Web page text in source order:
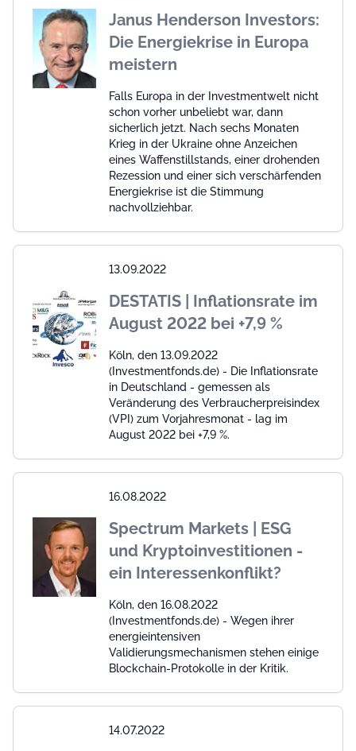
Janus Henderson Investors:
Die Energiekrise in Europa
meistern
Falls Europa in der Investmentwelt nicht
schon vorher unbeliebt war, dann
sicherlich jetzt. Nach sechs Monaten
Krieg in der Ukraine ohne Anzeichen
eines Waffenstillstands, einer drohenden
Rezession und einer sich verschärfenden
Energiekrise ist die Stimmung
nachvollziehbar.
13.09.2022
DESTATIS | Inflationsrate im
August 2022 bei +7,9 %
Köln, den 13.09.2022
(Investmentfonds.de) - Die Inflationsrate
in Deutschland - gemessen als
Veränderung des Verbraucherpreisindex
(VPI) zum Vorjahresmonat - lag im
August 2022 bei +7,9 %.
16.08.2022
Spectrum Markets | ESG
und Kryptoinvestitionen -
ein Interessenkonflikt?
Köln, den 16.08.2022
(Investmentfonds.de) - Wegen ihrer
energieintensiven
Validierungsmechanismen stehen einige
Blockchain-Protokolle in der Kritik.
14.07.2022